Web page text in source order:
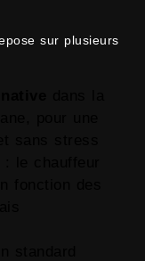
sur plusieurs